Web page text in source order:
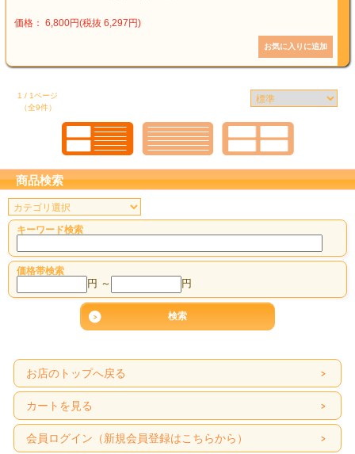
価格： 6,800円(税抜 6,297円)
1 / 1ページ
（全9件）
商品検索
キーワード検索
価格帯検索
円 ～ 円
お店のトップへ戻る
カートを見る
会員ログイン（新規会員登録はこちらから）